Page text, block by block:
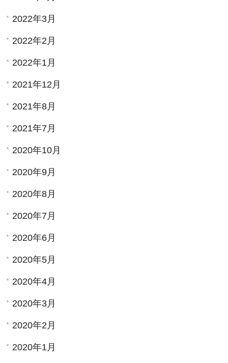
2022年3月
2022年2月
2022年1月
2021年12月
2021年8月
2021年7月
2020年10月
2020年9月
2020年8月
2020年7月
2020年6月
2020年5月
2020年4月
2020年3月
2020年2月
2020年1月